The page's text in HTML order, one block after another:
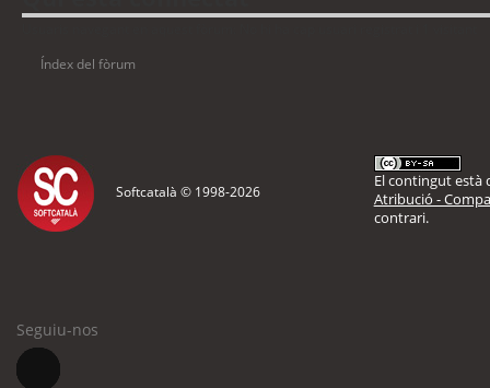
Índex del fòrum
Softcatalà © 1998-2026
El contingut està
Atribució -
contrari.
Seguiu-nos